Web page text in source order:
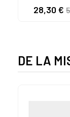
NEGRO
28,30 €
DE LA